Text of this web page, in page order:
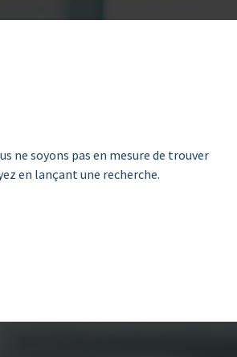
ne soyons pas en mesure de trouver
en lançant une recherche.